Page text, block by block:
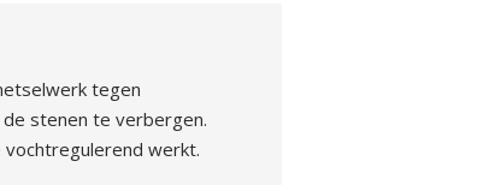
tegen
stenen te verbergen.
vochtregulerend werkt.